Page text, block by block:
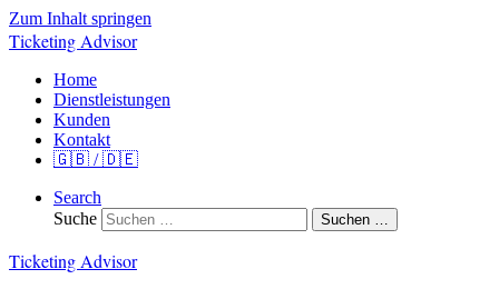
Zum Inhalt springen
Ticketing Advisor
Home
Dienstleistungen
Kunden
Kontakt
🇬🇧 / 🇩🇪
Search
Suche
Suchen …
Ticketing Advisor